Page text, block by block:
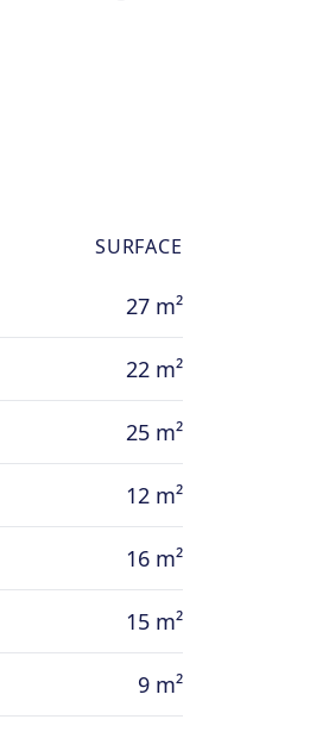
le loyers –
SURFACE
27 m²
22 m²
25 m²
12 m²
16 m²
15 m²
9 m²